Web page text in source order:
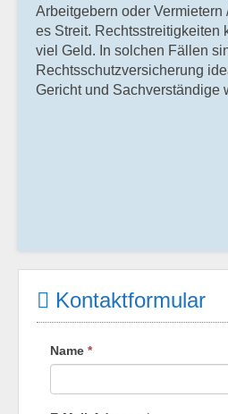
Arbeitgebern oder
es Streit. Rechtsstreitigkeiten
viel Geld. In solchen Fällen
Rechtsschutzversicherung
Gericht und Sachverständige
Kontaktformular
Name *